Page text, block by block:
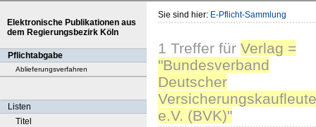
Elektronische Publikationen aus
dem Regierungsbezirk Köln
Pflichtabgabe
Ablieferungsverfahren
Listen
Titel
Sie sind hier: E-Pflicht-Sammlung
1 Treffer für Verlag =
"Bundesverband
Deutscher
Versicherungskaufleute
e.V. (BVK)"